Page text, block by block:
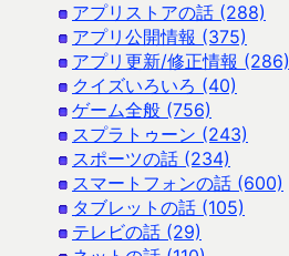
アプリストアの話 (288)
アプリ公開情報 (375)
アプリ更新/修正情報 (286)
クイズいろいろ (40)
ゲーム全般 (756)
スプラトゥーン (243)
スポーツの話 (234)
スマートフォンの話 (600)
タブレットの話 (105)
テレビの話 (29)